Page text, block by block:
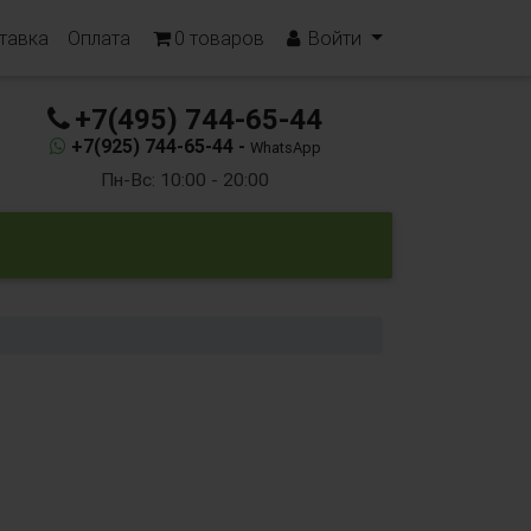
Оплата 0 товаров Войти
+7(495) 744-65-44
+7(925) 744-65-44 - WhatsApp
Пн-Вс: 10:00 - 20:00